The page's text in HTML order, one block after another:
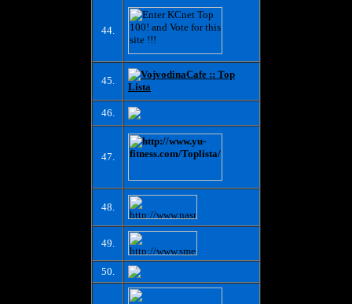
44.
45.
46.
47.
48.
49.
50.